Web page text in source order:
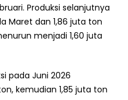
Produksi selanjutnya
Maret dan 1,86 juta ton
menjadi 1,60 juta
pada Juni 2026
kemudian 1,85 juta ton